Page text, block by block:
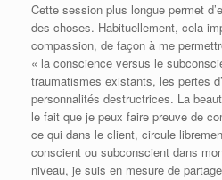
Cette session plus longue permet
des choses. Habituellement, cela
compassion, de façon à me
« la conscience versus le
traumatismes existants, les pertes
personnalités destructrices. La
le fait que je peux faire preuve de
ce qui dans le client, circule
conscient ou subconscient dans
niveau, je suis en mesure de